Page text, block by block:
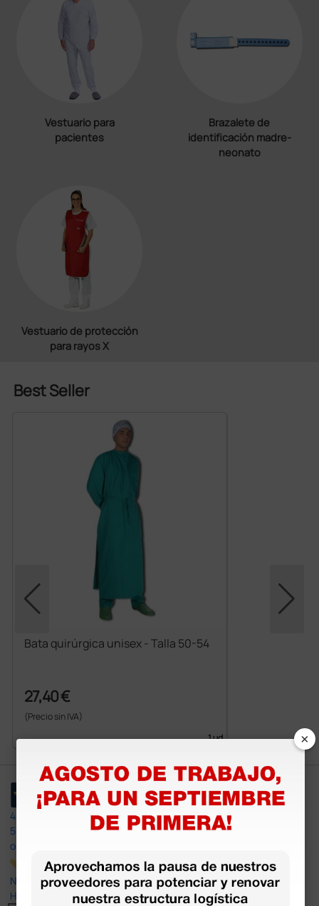
Vestuario para
pacientes
Brazalete de
identificación madre-
neonato
Vestuario de protección
para rayos X
Best Seller
Bata quirúrgica unisex - Talla 50-54
27,40 €
(Precio sin IVA)
1 ud.
4,4
597
opiniones
Nuestras reseñas de 4 y 5 estrellas.
Haga clic aquí para leerlos todos >
×